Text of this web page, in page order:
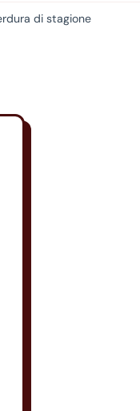
di stagione